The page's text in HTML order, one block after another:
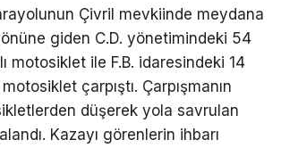
Çivril mevkiinde meydana
giden C.D. yönetimindeki 54
motosiklet ile F.B. idaresindeki 14
çarpıştı. Çarpışmanın
düşerek yola savrulan
Kazayı görenlerin ihbarı